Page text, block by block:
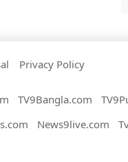
Privacy Policy
TV9Bangla.com
News9live.com